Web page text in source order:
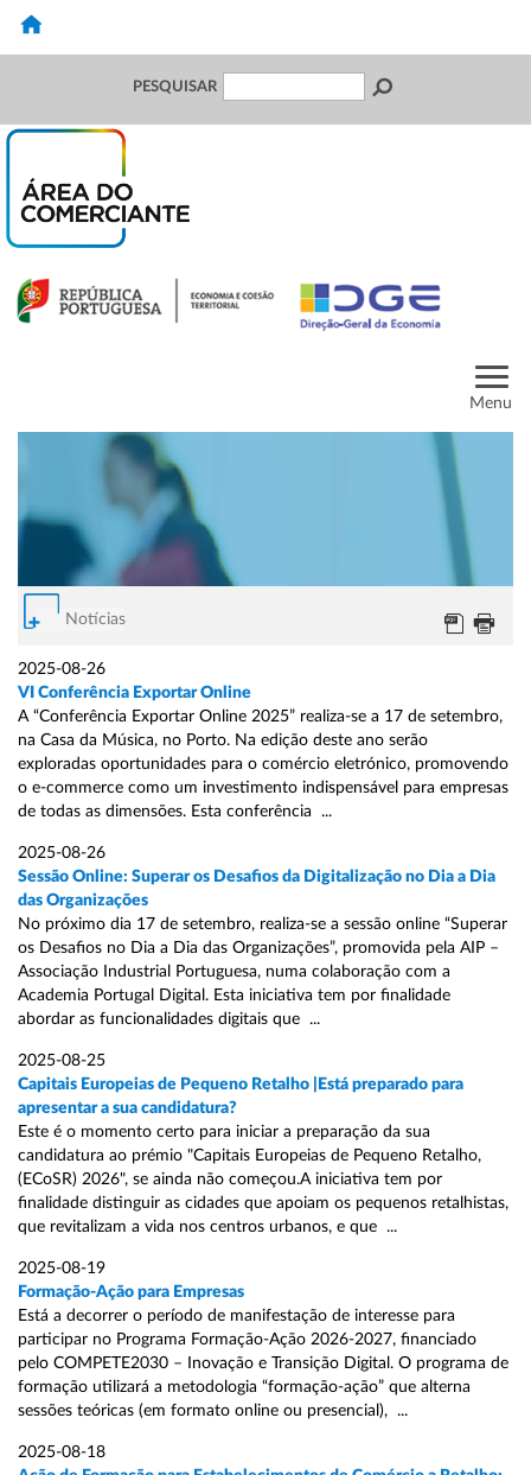
PESQUISAR
Menu
Notícias
2025-08-26
VI Conferência Exportar Online
A “Conferência Exportar Online 2025” realiza-se a 17 de setembro,
na Casa da Música, no Porto. Na edição deste ano serão
exploradas oportunidades para o comércio eletrónico, promovendo
o e-commerce como um investimento indispensável para empresas
de todas as dimensões. Esta conferência ...
2025-08-26
Sessão Online: Superar os Desafios da Digitalização no Dia a Dia
das Organizações
No próximo dia 17 de setembro, realiza-se a sessão online “Superar
os Desafios no Dia a Dia das Organizações”, promovida pela AIP –
Associação Industrial Portuguesa, numa colaboração com a
Academia Portugal Digital. Esta iniciativa tem por finalidade
abordar as funcionalidades digitais que ...
2025-08-25
Capitais Europeias de Pequeno Retalho |Está preparado para
apresentar a sua candidatura?
Este é o momento certo para iniciar a preparação da sua
candidatura ao prémio "Capitais Europeias de Pequeno Retalho,
(ECoSR) 2026", se ainda não começou.A iniciativa tem por
finalidade distinguir as cidades que apoiam os pequenos retalhistas,
que revitalizam a vida nos centros urbanos, e que ...
2025-08-19
Formação-Ação para Empresas
Está a decorrer o período de manifestação de interesse para
participar no Programa Formação-Ação 2026-2027, financiado
pelo COMPETE2030 – Inovação e Transição Digital. O programa de
formação utilizará a metodologia “formação-ação” que alterna
sessões teóricas (em formato online ou presencial), ...
2025-08-18